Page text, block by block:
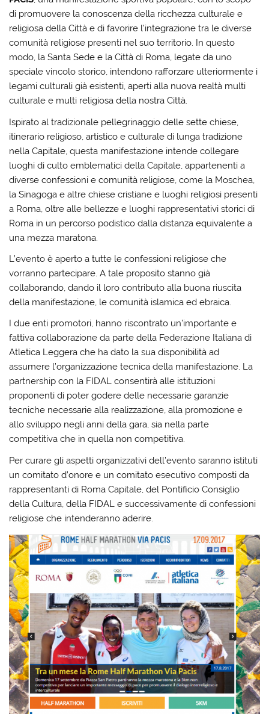
di promuovere la conoscenza della ricchezza culturale e
religiosa della Città e di favorire l’integrazione tra le diverse
comunità religiose presenti nel suo territorio. In questo
modo, la Santa Sede e la Città di Roma, legate da uno
speciale vincolo storico, intendono rafforzare ulteriormente i
legami culturali già esistenti, aperti alla nuova realtà multi
culturale e multi religiosa della nostra Città.
Ispirato al tradizionale pellegrinaggio delle sette chiese,
itinerario religioso, artistico e culturale di lunga tradizione
nella Capitale, questa manifestazione intende collegare
luoghi di culto emblematici della Capitale, appartenenti a
diverse confessioni e comunità religiose, come la Moschea,
la Sinagoga e altre chiese cristiane e luoghi religiosi presenti
a Roma, oltre alle bellezze e luoghi rappresentativi storici di
Roma in un percorso podistico dalla distanza equivalente a
una mezza maratona.
L’evento è aperto a tutte le confessioni religiose che
vorranno partecipare. A tale proposito stanno già
collaborando, dando il loro contributo alla buona riuscita
della manifestazione, le comunità islamica ed ebraica.
I due enti promotori, hanno riscontrato un’importante e
fattiva collaborazione da parte della Federazione Italiana di
Atletica Leggera che ha dato la sua disponibilità ad
assumere l’organizzazione tecnica della manifestazione. La
partnership con la FIDAL consentirà alle istituzioni
proponenti di poter godere delle necessarie garanzie
tecniche necessarie alla realizzazione, alla promozione e
allo sviluppo negli anni della gara, sia nella parte
competitiva che in quella non competitiva.
Per curare gli aspetti organizzativi dell’evento saranno istituti
un comitato d’onore e un comitato esecutivo composti da
rappresentanti di Roma Capitale, del Pontificio Consiglio
della Cultura, della FIDAL e successivamente di confessioni
religiose che intenderanno aderire.